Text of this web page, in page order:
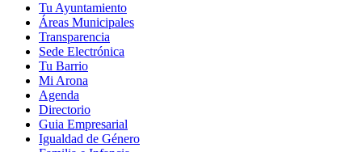
Tu Ayuntamiento
Áreas Municipales
Transparencia
Sede Electrónica
Tu Barrio
Mi Arona
Agenda
Directorio
Guia Empresarial
Igualdad de Género